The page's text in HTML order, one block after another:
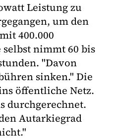
Leistung zu
um den
400.000
nimmt 60 bis
"Davon
sinken." Die
öffentliche Netz.
durchgerechnet.
Autarkiegrad